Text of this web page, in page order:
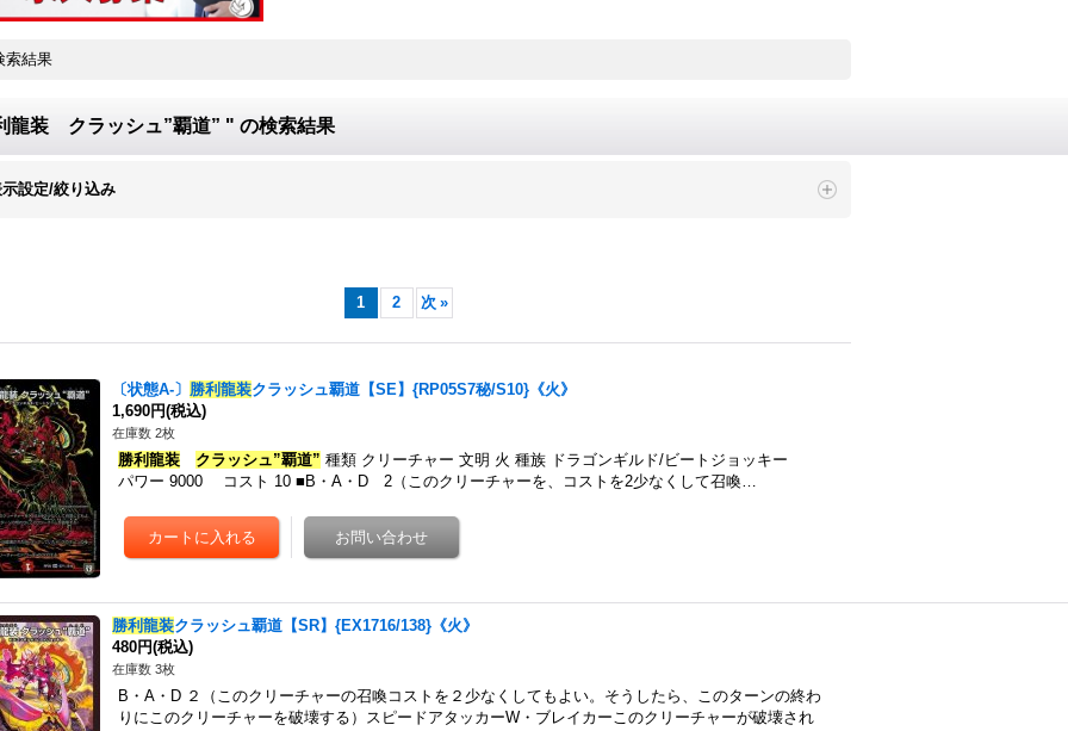
索結果
龍装 クラッシュ”覇道” " の検索結果
設定/絞り込み
1 2 次 »
〔状態A-〕 勝利龍装クラッシュ覇道【SE】{RP05S7秘/S10}《火》
1,690円(税込)
在庫数 2枚
勝利龍装 クラッシュ”覇道” 種類 クリーチャー 文明 火 種族 ドラゴンギルド/ビートジョッキー
パワー 9000 コスト 10 ■B・A・D 2（このクリーチャーを、コストを2少なくして召喚…
勝利龍装クラッシュ覇道【SR】{EX1716/138}《火》
480円(税込)
在庫数 3枚
B・A・D ２（このクリーチャーの召喚コストを２少なくしてもよい。そうしたら、このターンの終わ
りにこのクリーチャーを破壊する）スピードアタッカーW・ブレイカーこのクリーチャーが破壊され